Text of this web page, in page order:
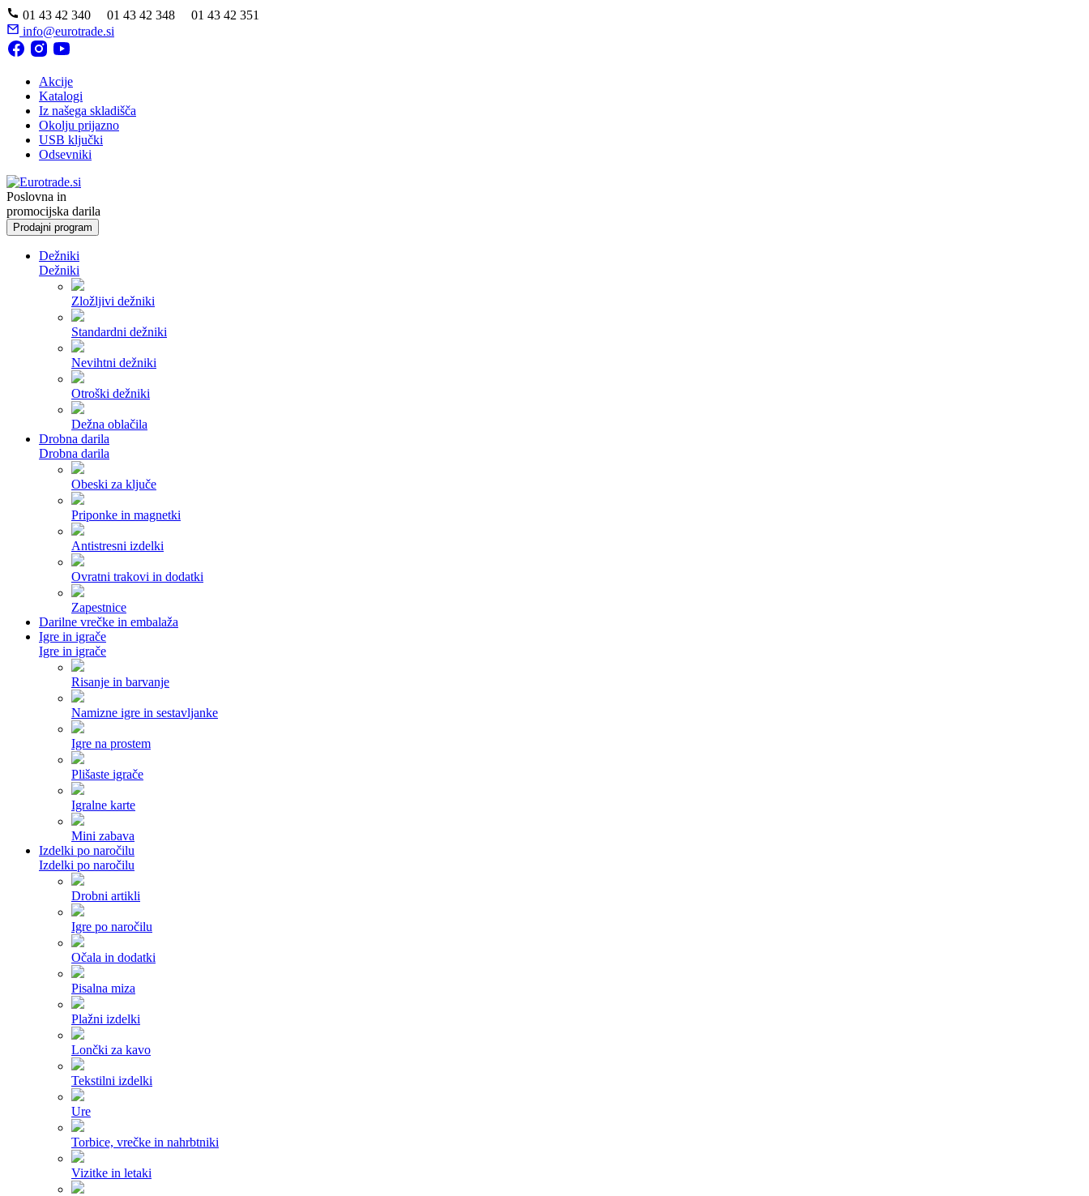
01 43 42 340 01 43 42 348 01 43 42 351
info@eurotrade.si
Akcije
Katalogi
Iz našega skladišča
Okolju prijazno
USB ključki
Odsevniki
Poslovna in
promocijska darila
Prodajni program
Dežniki
Dežniki
Zložljivi dežniki
Standardni dežniki
Nevihtni dežniki
Otroški dežniki
Dežna oblačila
Drobna darila
Drobna darila
Obeski za ključe
Priponke in magnetki
Antistresni izdelki
Ovratni trakovi in dodatki
Zapestnice
Darilne vrečke in embalaža
Igre in igrače
Igre in igrače
Risanje in barvanje
Namizne igre in sestavljanke
Igre na prostem
Plišaste igrače
Igralne karte
Mini zabava
Izdelki po naročilu
Izdelki po naročilu
Drobni artikli
Igre po naročilu
Očala in dodatki
Pisalna miza
Plažni izdelki
Lončki za kavo
Tekstilni izdelki
Ure
Torbice, vrečke in nahrbtniki
Vizitke in letaki